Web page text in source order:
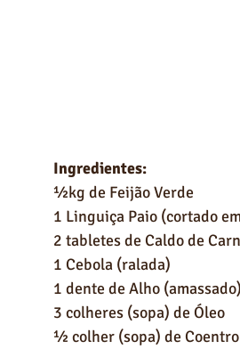
Ingredientes:
½kg de Feijão Verde
1 Linguiça Paio (cortado
2 tabletes de Caldo de
1 Cebola (ralada)
1 dente de Alho (amassado)
3 colheres (sopa) de Óleo
½ colher (sopa) de